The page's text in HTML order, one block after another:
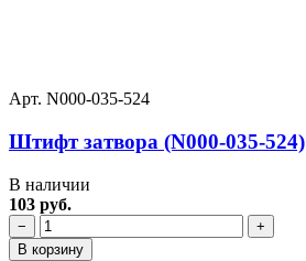
Арт. N000-035-524
Штифт затвора (N000-035-524)
В наличии
103 руб.
−
+
В корзину